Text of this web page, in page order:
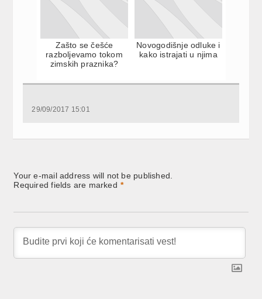
Zašto se češće
razboljevamo tokom
zimskih praznika?
Novogodišnje odluke i
kako istrajati u njima
29/09/2017 15:01
Your e-mail address will not be published.
Required fields are marked *